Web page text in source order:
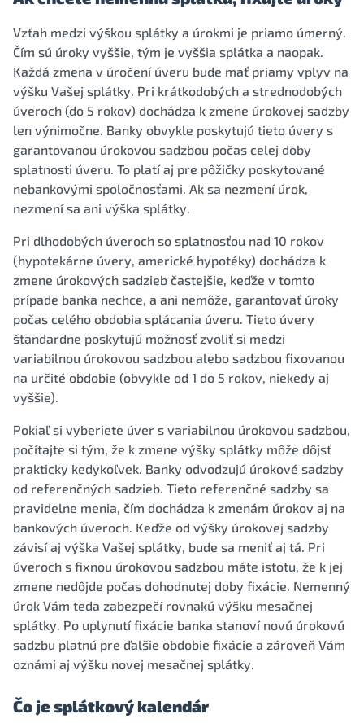
Vzťah medzi výškou splátky a úrokmi je priamo úmerný.
Čím sú úroky vyššie, tým je vyššia splátka a naopak.
Každá zmena v úročení úveru bude mať priamy vplyv na
výšku Vašej splátky. Pri krátkodobých a strednodobých
úveroch (do 5 rokov) dochádza k zmene úrokovej sadzby
len výnimočne. Banky obvykle poskytujú tieto úvery s
garantovanou úrokovou sadzbou počas celej doby
splatnosti úveru. To platí aj pre pôžičky poskytované
nebankovými spoločnosťami. Ak sa nezmení úrok,
nezmení sa ani výška splátky.
Pri dlhodobých úveroch so splatnosťou nad 10 rokov
(hypotekárne úvery, americké hypotéky) dochádza k
zmene úrokových sadzieb častejšie, keďže v tomto
prípade banka nechce, a ani nemôže, garantovať úroky
počas celého obdobia splácania úveru. Tieto úvery
štandardne poskytujú možnosť zvoliť si medzi
variabilnou úrokovou sadzbou alebo sadzbou fixovanou
na určité obdobie (obvykle od 1 do 5 rokov, niekedy aj
vyššie).
Pokiaľ si vyberiete úver s variabilnou úrokovou sadzbou,
počítajte si tým, že k zmene výšky splátky môže dôjsť
prakticky kedykoľvek. Banky odvodzujú úrokové sadzby
od referenčných sadzieb. Tieto referenčné sadzby sa
pravidelne menia, čím dochádza k zmenám úrokov aj na
bankových úveroch. Keďže od výšky úrokovej sadzby
závisí aj výška Vašej splátky, bude sa meniť aj tá. Pri
úveroch s fixnou úrokovou sadzbou máte istotu, že k jej
zmene nedôjde počas dohodnutej doby fixácie. Nemenný
úrok Vám teda zabezpečí rovnakú výšku mesačnej
splátky. Po uplynutí fixácie banka stanoví novú úrokovú
sadzbu platnú pre ďalšie obdobie fixácie a zároveň Vám
oznámi aj výšku novej mesačnej splátky.
Čo je splátkový kalendár